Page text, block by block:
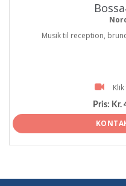
Musik til reception,
Pris: Kr.